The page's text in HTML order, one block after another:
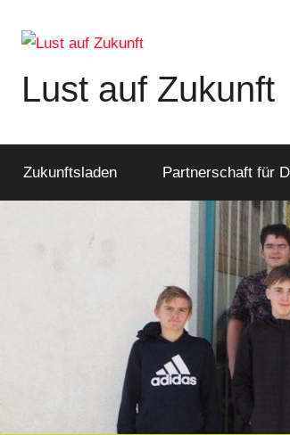
Inhalt
Lust auf Zukunft
Partnerschaft
für
Zukunftsladen Partnerschaft für